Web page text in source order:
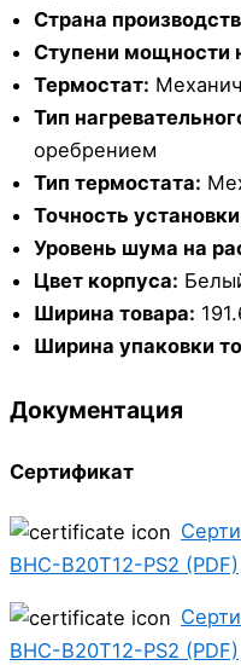
Страна
Ступени мощности
Термостат:
Тип
оребрением
Тип термостата:
Точность
Уровень шума на
Цвет корпуса:
Ширина товара:
Ширина упаковки
Документация
Сертификат
BHC-B20T12-PS2 (PDF)
BHC-B20T12-PS2 (PDF)